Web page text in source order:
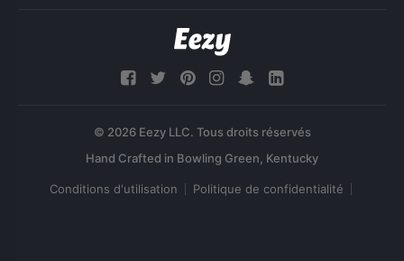
© 2026 Eezy LLC. Tous droits réservés
Conditions d'utilisation Politique de confidentialité